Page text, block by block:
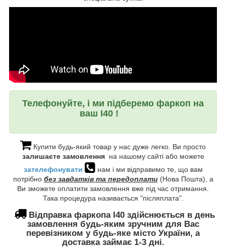
Телефонуйте, і ми підберемо фаркоп на
ваш I40 !
Купити будь-який товар у нас дуже легко. Ви просто
залишаєте замовлення на нашому сайті або можете
зателефонувати
нам і ми відправимо те, що вам
потрібно без завдатків та передоплати(Нова Пошта), а
Ви зможете оплатити замовлення вже під час отримання.
Така процедура називається "післяплата".
Відправка фаркопаI40 здійснюється в день
замовлення будь-яким зручним для Вас
перевізником у будь-яке місто України, а
доставка займає 1-3 дні.